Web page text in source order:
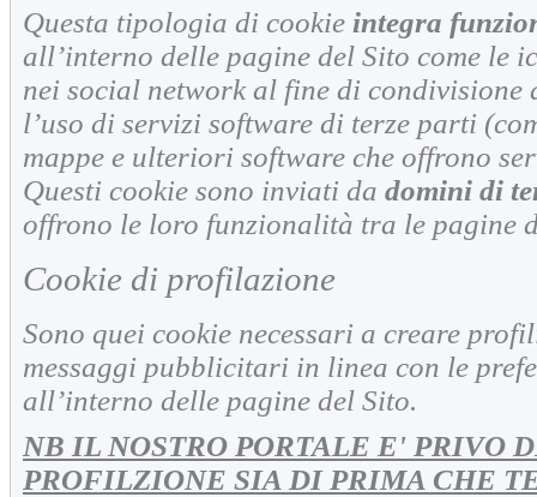
Questa tipologia di cookie integra
all’interno delle pagine del Sito come le
nei social network al fine di condivisione
l’uso di servizi software di terze parti
mappe e ulteriori software che offrono
Questi cookie sono inviati da domini di
offrono le loro funzionalità tra le pagine
Cookie di profilazione
Sono quei cookie necessari a creare
messaggi pubblicitari in linea con le
all’interno delle pagine del Sito.
NB IL NOSTRO PORTALE E' PRIVO
PROFILZIONE SIA DI PRIMA CHE